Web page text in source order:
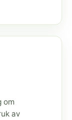
om
av